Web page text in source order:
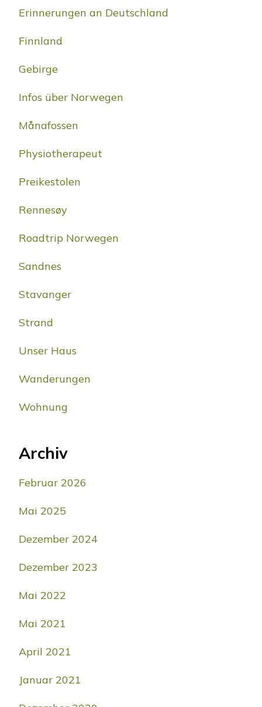
Erinnerungen an Deutschland
Finnland
Gebirge
Infos über Norwegen
Månafossen
Physiotherapeut
Preikestolen
Rennesøy
Roadtrip Norwegen
Sandnes
Stavanger
Strand
Unser Haus
Wanderungen
Wohnung
Archiv
Februar 2026
Mai 2025
Dezember 2024
Dezember 2023
Mai 2022
Mai 2021
April 2021
Januar 2021